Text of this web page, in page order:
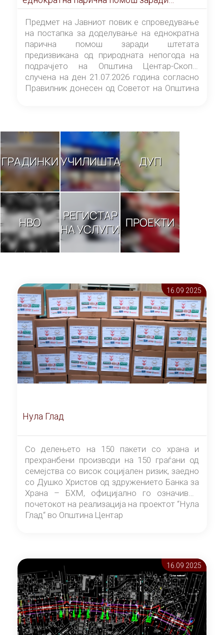
штетата предизвикана од природната
непогода на подрачјето на Општина
Центар-Скопје случена на ден 21.07.2026
година
Предмет на Јавниот повик е спроведување
на постапка за доделување на еднократна
парична помош заради штетата
предизвикана од природната непогода на
подрачјето на Општина Центар-Скопје
случена на ден 21.07.2026 година согласно
Правилник донесен од Советот на Општина
ГРАДИНКИУЧИЛИШТА ДУП
НВО
РЕГИСТАР
НА УСЛУГИ ПРОЕКТИ
16.09 2025
Нула Глад
Со делењето на 150 пакети со храна и
прехранбени производи на 150 граѓани од
семејства со висок социјален ризик, заедно
со Душко Христов од здружението Банка за
Храна – БХМ, официјално го означивме
почетокот на реализација на проектот “Нула
Глад“ во Општина Центар
16.09 2025